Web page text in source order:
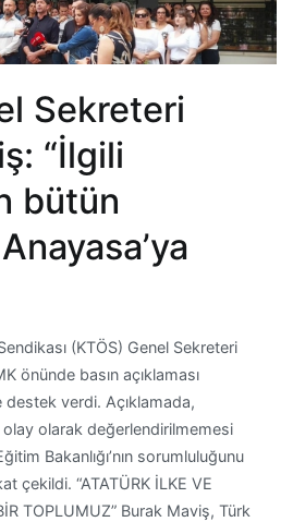
Sekreteri
“İlgili
bütün
(KTÖS) Genel Sekreteri
önünde basın açıklaması
destek verdi. Açıklamada,
olarak değerlendirilmemesi
Bakanlığı’nın sorumluluğunu
çekildi. “ATATÜRK İLKE VE
TOPLUMUZ” Burak Maviş, Türk